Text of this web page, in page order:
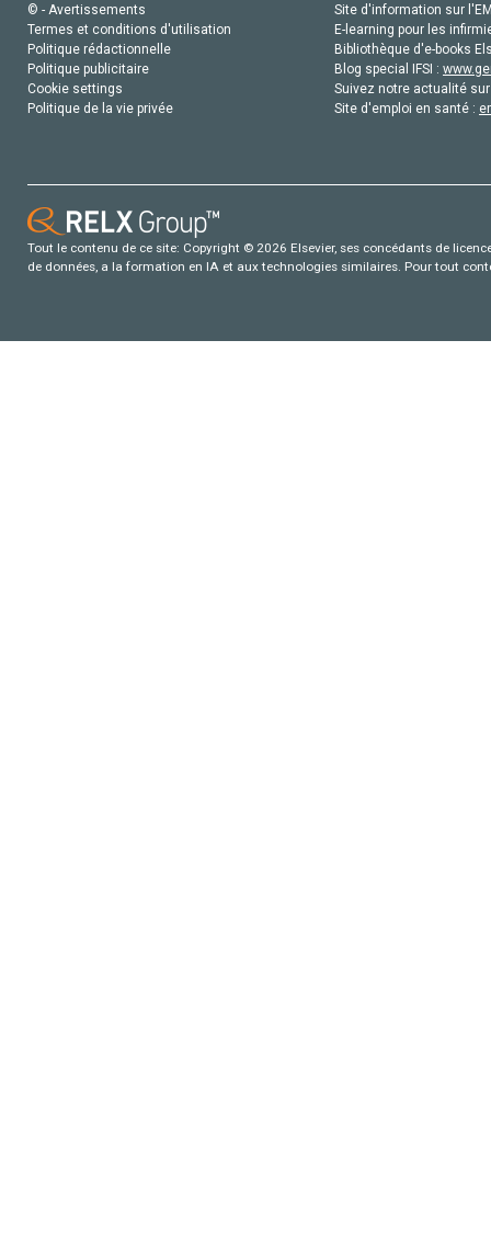
© - Avertissements
Termes et conditions d'utilisation
Politique rédactionnelle
Politique publicitaire
Cookie settings
Politique de la vie privée
Site d'information sur
E-learning pour les
Bibliothèque d'e-books
Blog special IFSI :
Suivez notre actualité
Site d'emploi en santé :
Tout le contenu de ce site: Copyright © 2026 Elsevier, ses concédants de
de données, a la formation en IA et aux technologies similaires. Pour tout